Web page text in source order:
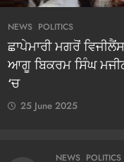
NEWS POLITICS
ਛਾਪੇਮਾਰੀ ਮਗਰੋਂ
ਆਗੂ ਬਿਕਰਮ ਸਿੰਘ
‘ਚ
25 June 2025
NEWS POLITICS